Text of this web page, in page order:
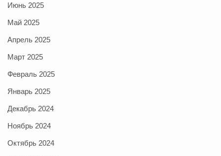
Июнь 2025
Май 2025
Апрель 2025
Март 2025
Февраль 2025
Январь 2025
Декабрь 2024
Ноябрь 2024
Октябрь 2024